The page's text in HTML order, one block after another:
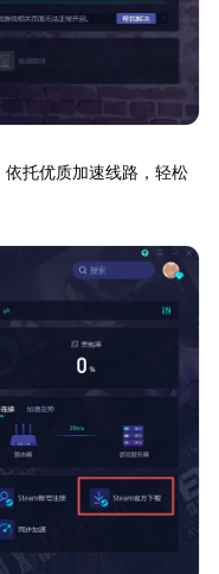
托优质加速线路，轻松